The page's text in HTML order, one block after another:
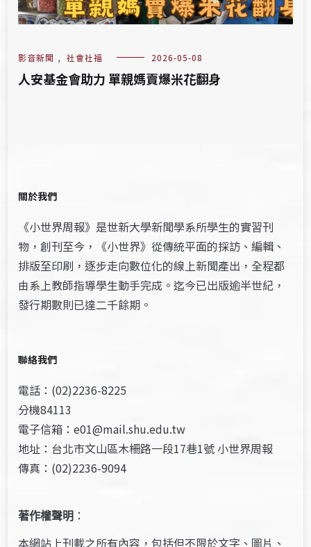
影音新聞 , 社會社福 2026-05-08
人安基金會助力 單親媽賣爆米花翻身
關於我們
《小世界周報》是世新大學新聞學系所學生的實習刊
物，創刊至今，《小世界》從傳統平面的採訪、編輯、
排版至印刷，逐步走向數位化的線上新聞產出，全程都
由系上教師指導學生動手完成。迄今已出版逾半世紀，
發行期數則已達二千餘期。
聯絡我們
電話：(02)2236-8225
分機84113
電子信箱：e01@mail.shu.edu.tw
地址：台北市文山區木柵路一段17巷1號 小世界周報
傳真：(02)2236-9094
著作權聲明 ：
本網站上刊載之所有內容，包括但不限於文字、圖片、